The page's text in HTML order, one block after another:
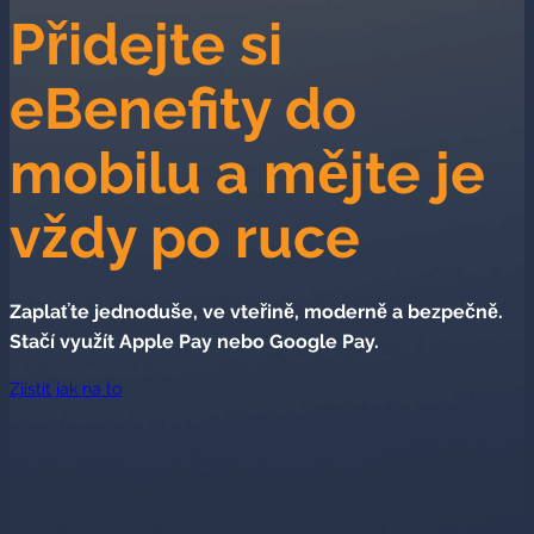
Přidejte si
eBenefity do
mobilu a mějte je
vždy po ruce
Zaplaťte jednoduše, ve vteřině, moderně a bezpečně.
Stačí využít Apple Pay nebo Google Pay.
Zjistit jak na to